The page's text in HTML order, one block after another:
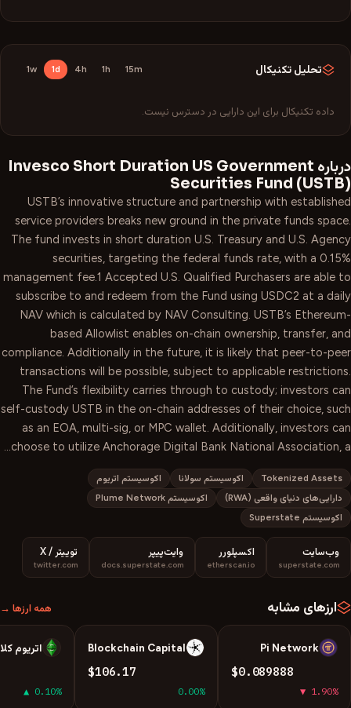
تحلیل تکنیکال 15m
1h
4h
1d
1w
داده تکنیکال برای این دارایی در دسترس نیست.
درباره Invesco Short Duration US Government
Securities Fund (USTB)
USTB’s innovative structure and partnership with established
service providers breaks new ground in the private funds space.
The fund invests in short duration U.S. Treasury and U.S. Agency
securities, targeting the federal funds rate, with a 0.15%
management fee.1 Accepted U.S. Qualified Purchasers are able to
subscribe to and redeem from the Fund using USDC2 at a daily
NAV which is calculated by NAV Consulting. USTB’s Ethereum-
based Allowlist enables on-chain ownership, transfer, and
compliance. Additionally in the future, it is likely that peer-to-peer
transactions will be possible, subject to applicable restrictions.
The Fund’s flexibility carries through to custody; investors can
self-custody USTB in the on-chain addresses of their choice, such
as an EOA, multi-sig, or MPC wallet. Additionally, investors can
choose to utilize Anchorage Digital Bank National Association, a…
Tokenized Assets اکوسیستم سولانا
اکوسیستم اتریوم
دارایی‌های دنیای واقعی (RWA)
اکوسیستم Plume Network
اکوسیستم Superstate
وب‌سایت
superstate.com
اکسپلورر
etherscan.io
وایت‌پیپر
docs.superstate.com
توییتر / X
twitter.com
ارزهای مشابه همه ارزها →
P
Pi Network
$0.089888
▼ 1.90%
B
Blockchain Capital
$106.17
0.00%
E اتریوم
▲ 0.10%